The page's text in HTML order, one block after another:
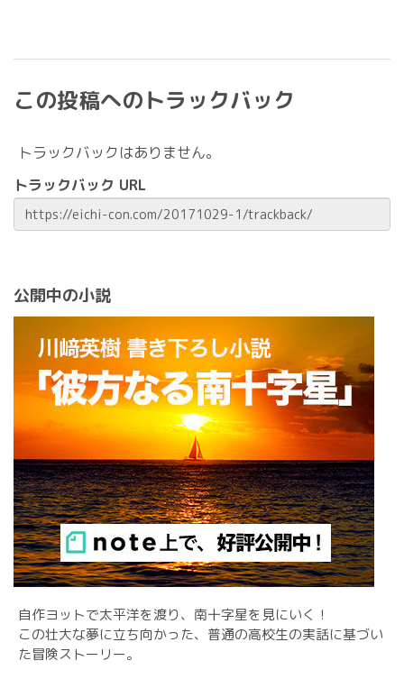
この投稿へのトラックバック
トラックバックはありません。
トラックバック URL
公開中の小説
自作ヨットで太平洋を渡り、南十字星を見にいく！
この壮大な夢に立ち向かった、普通の高校生の実話に基づい
た冒険ストーリー。